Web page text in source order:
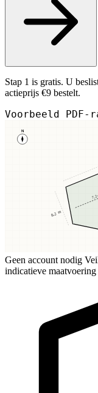
Stap 1 is gratis. U
actieprijs €9 bestelt.
Voorbeeld PDF-
N
7,2
8,2 m
Geen account nodig
indicatieve maatvoering